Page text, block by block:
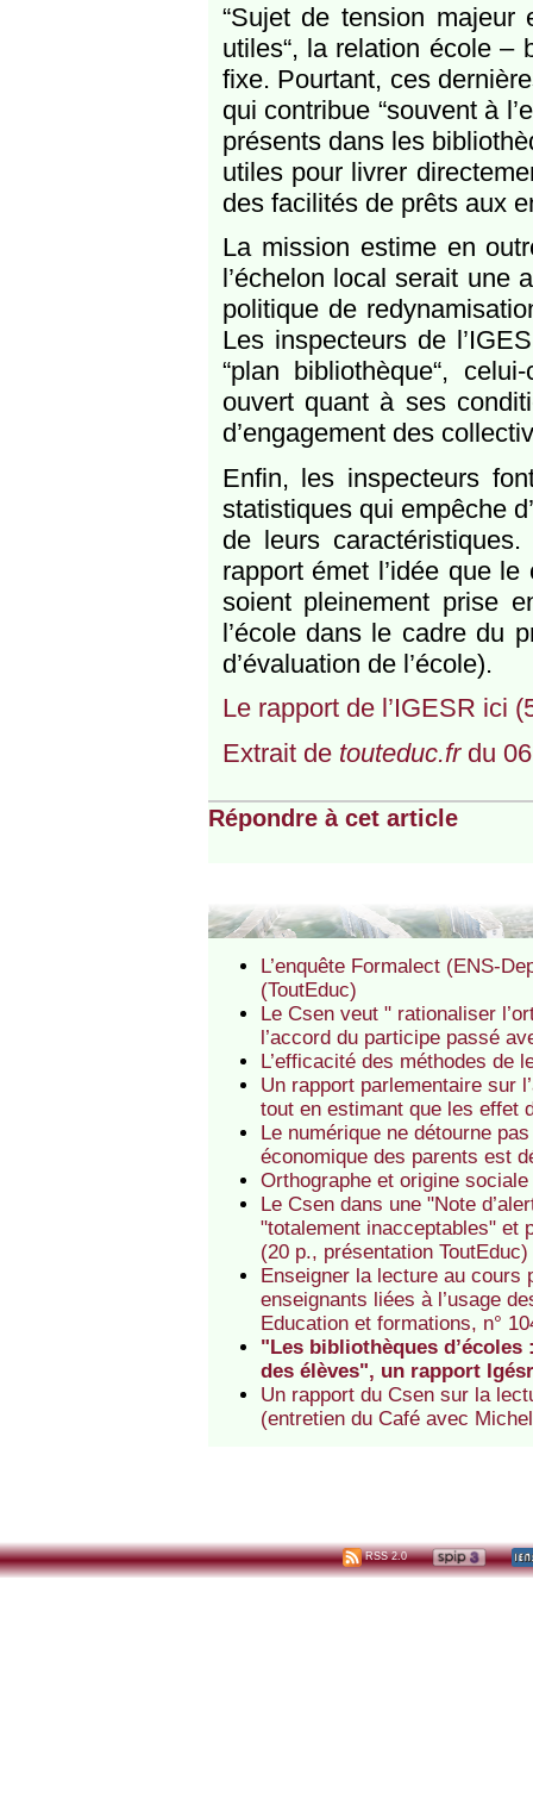
“Sujet de tension majeur
utiles“, la relation école –
fixe. Pourtant, ces
qui contribue “souvent à
présents dans les
utiles pour livrer
des facilités de prêts aux
La mission estime en
l’échelon local serait une
politique de
Les inspecteurs de
“plan bibliothèque“,
ouvert quant à ses
d’engagement des
Enfin, les inspecteurs
statistiques qui empêche
de leurs
rapport émet l’idée que
soient pleinement prise
l’école dans le cadre du
d’évaluation de l’école).
Le rapport de l’IGESR ici
Extrait de touteduc.frdu
Répondre à cet article
L’enquête Formalect (ENS-
(ToutEduc)
Le Csen veut " rationaliser
l’accord du participe passé
L’efficacité des méthodes de
Un rapport parlementaire sur
tout en estimant que les effet
Le numérique ne détourne
économique des parents est
Orthographe et origine
Le Csen dans une "Note
"totalement inacceptables" et
(20 p., présentation ToutEduc)
Enseigner la lecture au cours
enseignants liées à l’usage
Education et formations, n°
"Les bibliothèques
des élèves", un rapport
Un rapport du Csen sur la
(entretien du Café avec
RSS 2.0